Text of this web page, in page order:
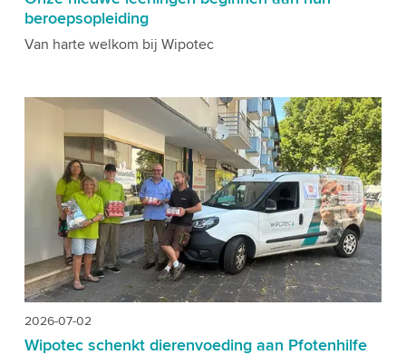
beroepsopleiding
Van harte welkom bij Wipotec
2026-07-02
Wipotec schenkt dierenvoeding aan Pfotenhilfe